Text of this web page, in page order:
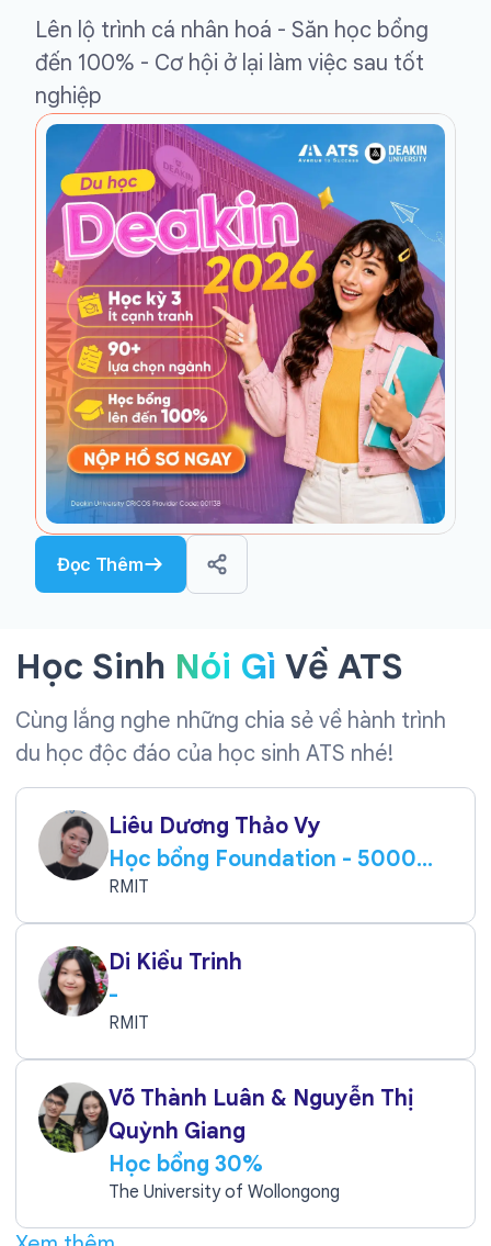
Lên lộ trình cá nhân hoá - Săn học bổng
đến 100% - Cơ hội ở lại làm việc sau tốt
nghiệp
Đọc Thêm
Học Sinh Nói Gì Về ATS
Cùng lắng nghe những chia sẻ về hành trình
du học độc đáo của học sinh ATS nhé!
Liêu Dương Thảo Vy
Học bổng Foundation - 5000
AUD
RMIT
Di Kiều Trinh
-
RMIT
Võ Thành Luân & Nguyễn Thị
Quỳnh Giang
Học bổng 30%
The University of Wollongong